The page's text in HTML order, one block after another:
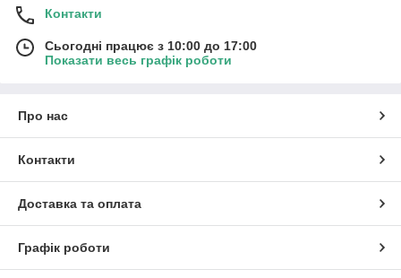
Контакти
Сьогодні працює з 10:00 до 17:00
Показати весь графік роботи
Про нас
Контакти
Доставка та оплата
Графік роботи